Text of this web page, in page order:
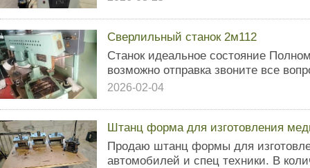
Сверлильный станок 2м112
Станок идеальное состояние
возможно отправка звоните все
2026-02-04
Штанц форма для изготовления
Продаю штанц формы для
автомобилей и спец техники. В